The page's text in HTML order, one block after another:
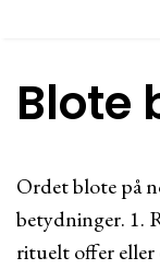
Blote
Ordet blote på
betydninger. 1.
rituelt offer eller